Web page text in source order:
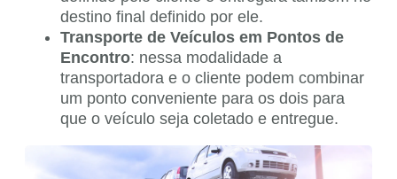
destino final definido por ele.
Transporte de Veículos em Pontos de
Encontro: nessa modalidade a
transportadora e o cliente podem combinar
um ponto conveniente para os dois para
que o veículo seja coletado e entregue.